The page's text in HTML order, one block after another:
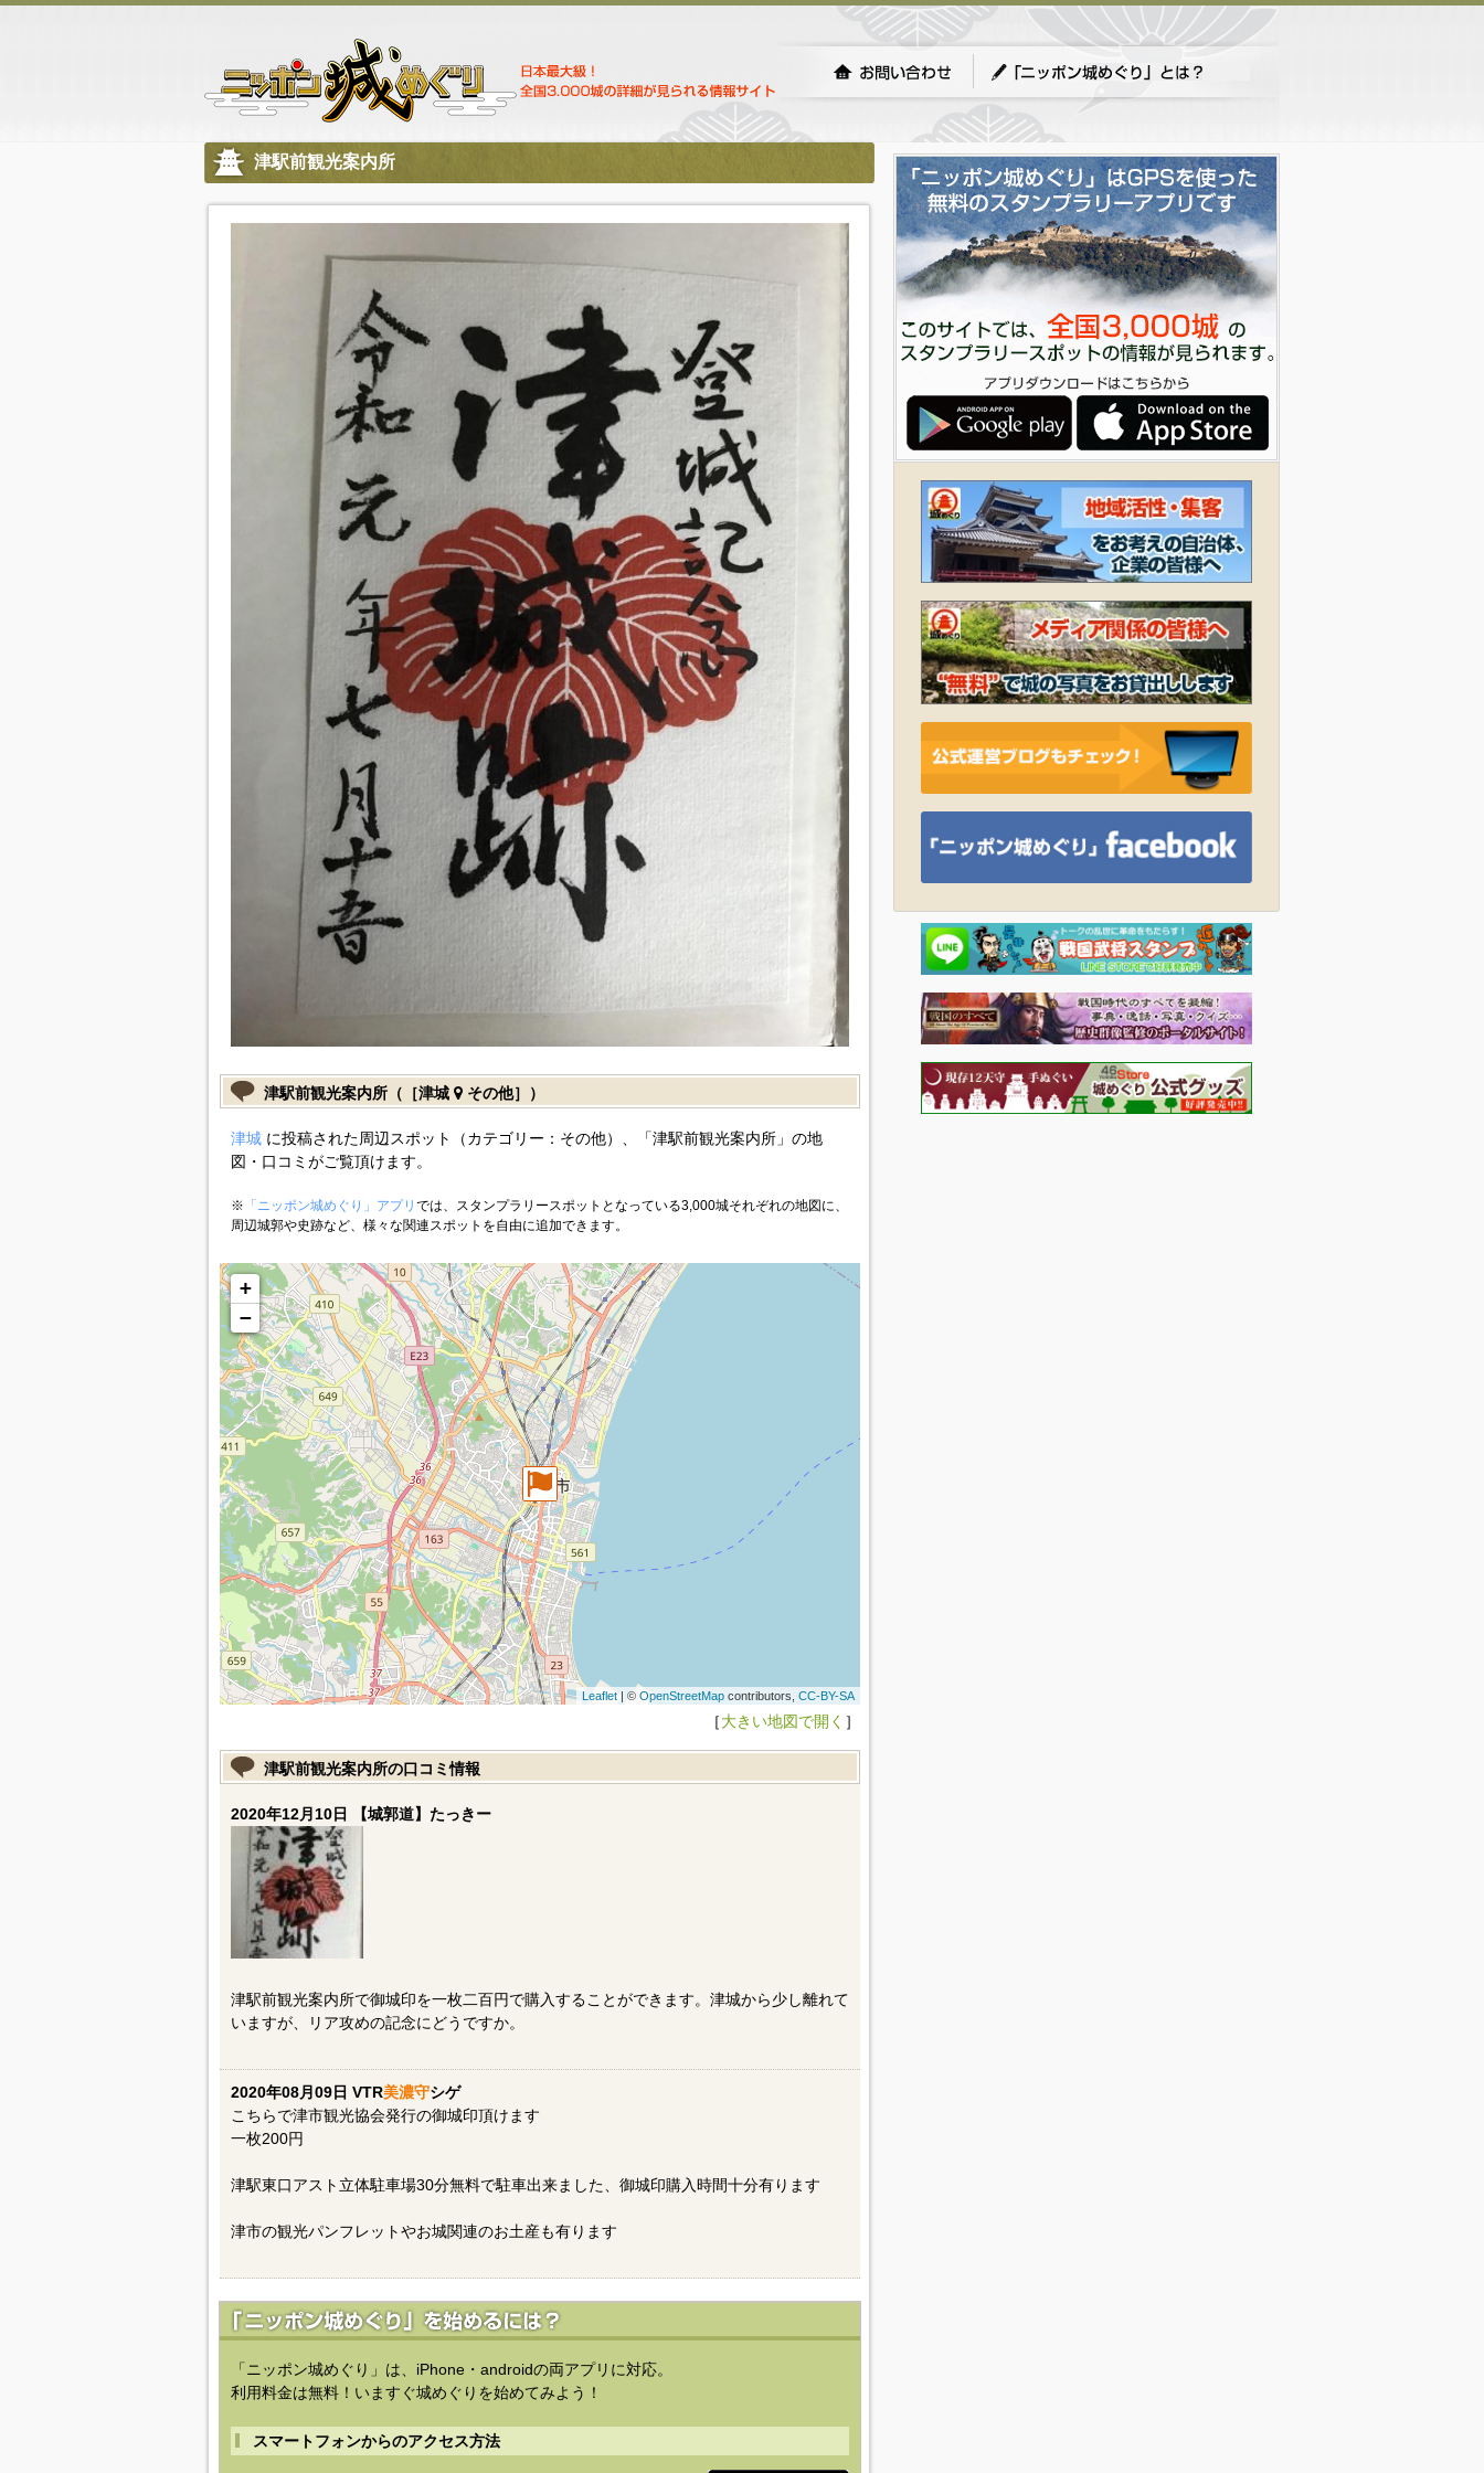
津駅前観光案内所
津駅前観光案内所（［津城 その他］）
津城に投稿された周辺スポット（カテゴリー：その他）、「津駅前観光案内所」の地
図・口コミがご覧頂けます。
※ 「ニッポン城めぐり」アプリ では、スタンプラリースポットとなっている3,000城それぞれの地図に、
周辺城郭や史跡など、様々な関連スポットを自由に追加できます。
+
−
Leaflet| © OpenStreetMapcontributors, CC-BY-SA
［大きい地図で開く ］
津駅前観光案内所の口コミ情報
2020年12月10日 【城郭道】たっきー
津駅前観光案内所で御城印を一枚二百円で購入することができます。津城から少し離れて
いますが、リア攻めの記念にどうですか。
2020年08月09日 VTR美濃守シゲ
こちらで津市観光協会発行の御城印頂けます
一枚200円
津駅東口アスト立体駐車場30分無料で駐車出来ました、御城印購入時間十分有ります
津市の観光パンフレットやお城関連のお土産も有ります
「ニッポン城めぐり」は、iPhone・androidの両アプリに対応。
利用料金は無料！いますぐ城めぐりを始めてみよう！
スマートフォンからのアクセス方法